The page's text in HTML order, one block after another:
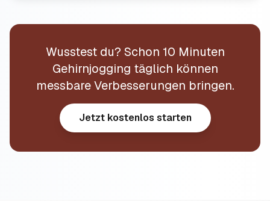
Wusstest du? Schon 10 Minuten
Gehirnjogging täglich können
messbare Verbesserungen bringen.
Jetzt kostenlos starten